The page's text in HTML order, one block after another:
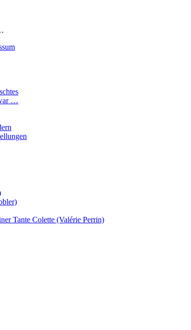
…
Tante Colette (Valérie Perrin)